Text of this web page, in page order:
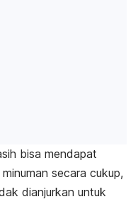
bisa mendapat
secara cukup,
dianjurkan untuk